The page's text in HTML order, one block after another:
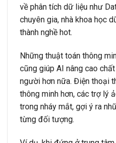
về phân tích dữ liệu như
chuyên gia, nhà khoa học
thành nghề hot.
Những thuật toán thông
cũng giúp AI nâng cao
người hơn nữa. Điện thoại
thông minh hơn, các trợ lý
trong nháy mắt, gợi ý ra
từng đối tượng.